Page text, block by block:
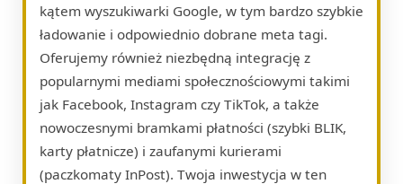
kątem wyszukiwarki Google, w tym bardzo szybkie
ładowanie i odpowiednio dobrane meta tagi.
Oferujemy również niezbędną integrację z
popularnymi mediami społecznościowymi takimi
jak Facebook, Instagram czy TikTok, a także
nowoczesnymi bramkami płatności (szybki BLIK,
karty płatnicze) i zaufanymi kurierami
(paczkomaty InPost). Twoja inwestycja w ten